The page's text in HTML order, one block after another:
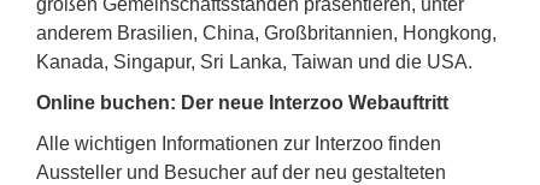
großen Gemeinschaftsständen präsentieren, unter
anderem Brasilien, China, Großbritannien, Hongkong,
Kanada, Singapur, Sri Lanka, Taiwan und die USA.
Online buchen: Der neue Interzoo Webauftritt
Alle wichtigen Informationen zur Interzoo finden
Aussteller und Besucher auf der neu gestalteten